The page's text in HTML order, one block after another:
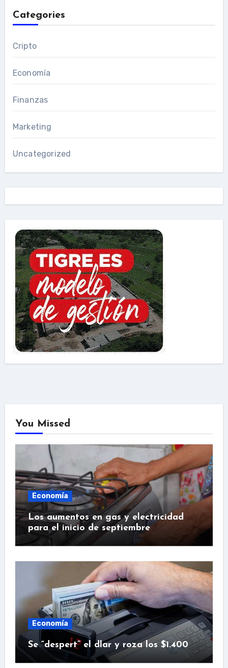
Categories
Cripto
Economía
Finanzas
Marketing
Uncategorized
You Missed
Economía
Los aumentos en gas y electricidad
para el inicio de septiembre
Economía
Se “despert” el dlar y roza los $1.400